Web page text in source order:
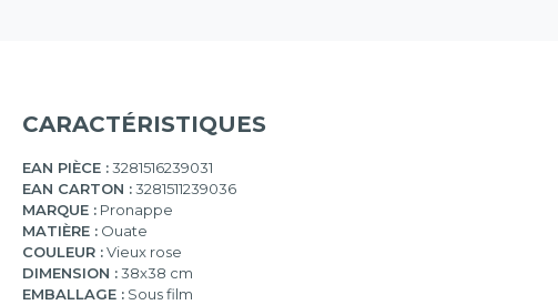
CARACTÉRISTIQUES
EAN PIÈCE :3281516239031
EAN CARTON :3281511239036
MARQUE : Pronappe
MATIÈRE : Ouate
COULEUR :Vieux rose
DIMENSION :38x38 cm
EMBALLAGE : Sous film